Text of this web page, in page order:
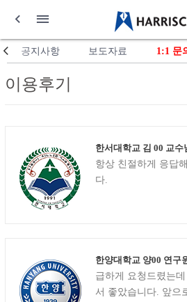
공지사항 보도자료 1:1 문
이용후기
한서대학교 김 00 교수
항상 친절하게 응답
다.
한양대학교 양00 연구
급하게 요청드렸는
서 좋았습니다. 앞으